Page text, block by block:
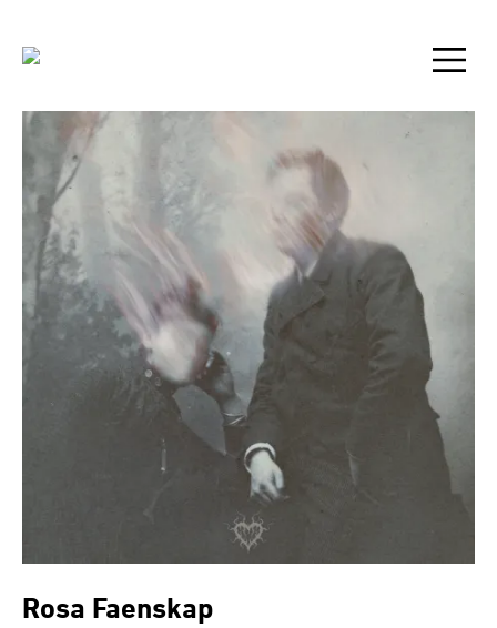
Rosa Faenskap